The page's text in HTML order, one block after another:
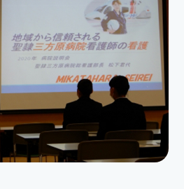
生同士笑顔溢れる研修でした。